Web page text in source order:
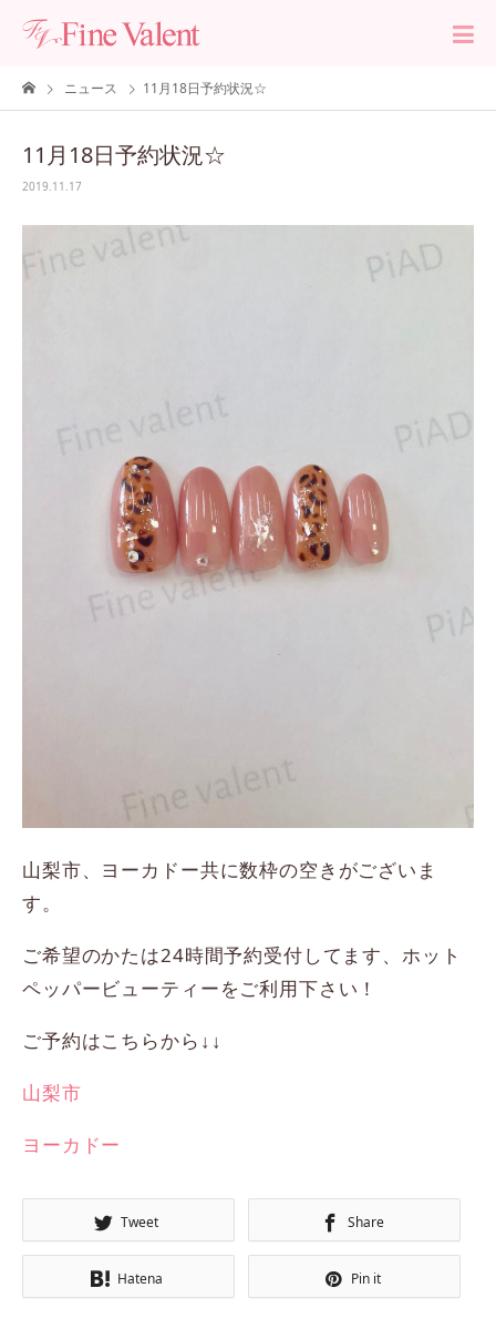
ニュース 11月18日予約状況☆
11月18日予約状況☆
2019.11.17
山梨市、ヨーカドー共に数枠の空きがございま
す。
ご希望のかたは24時間予約受付してます、ホット
ペッパービューティーをご利用下さい！
ご予約はこちらから↓↓
山梨市
ヨーカドー
Tweet Share
Hatena Pin it